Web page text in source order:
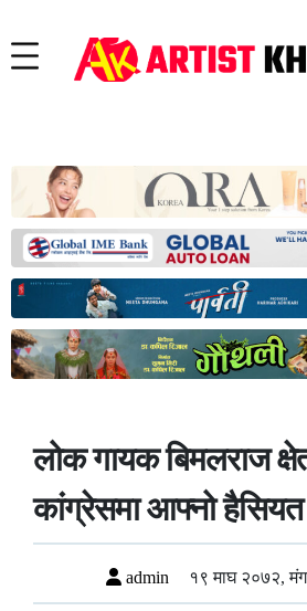
लोक गायक बिमलराज
कांग्रेसमा आफ्नो
admin १९ माघ २०७२,